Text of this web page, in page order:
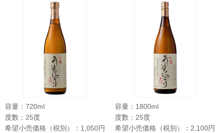
容量：720ml
度数：25度
希望小売価格（税別）：1,050円
容量：1800ml
度数：25度
希望小売価格（税別）：2,100円